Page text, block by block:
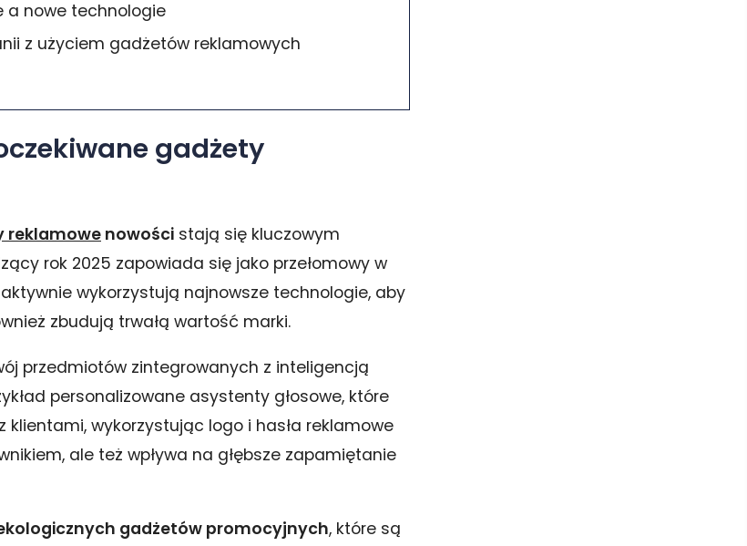
a nowe technologie
z użyciem gadżetów reklamowych
gadżety
reklamowe nowości stają się kluczowym
rok 2025 zapowiada się jako przełomowy w
wykorzystują najnowsze technologie, aby
zbudują trwałą wartość marki.
przedmiotów zintegrowanych z inteligencją
personalizowane asystenty głosowe, które
wykorzystując logo i hasła reklamowe
ale też wpływa na głębsze zapamiętanie
gadżetów promocyjnych, które są